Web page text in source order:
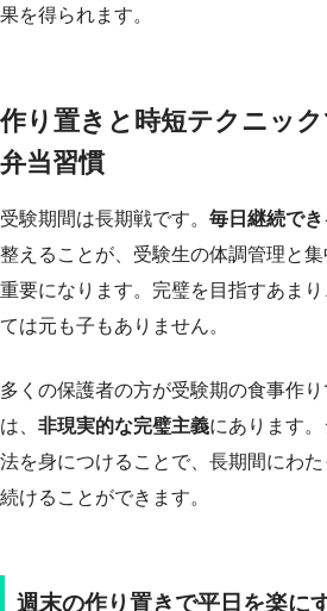
果を得られます。
作り置きと時短テクニッ
弁当習慣
受験期間は長期戦です。 毎日継続で
整えることが、受験生の体調管理と
重要になります。完璧を目指すあま
ては元も子もありません。
多くの保護者の方が受験期の食事作
は、 非現実的な完璧主義にあります
法を身につけることで、長期間にわ
続けることができます。
週末の作り置きで平日を楽に